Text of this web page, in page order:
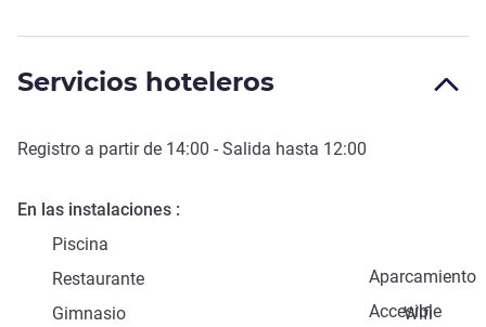
Servicios hoteleros
Registro a partir de 14:00 - Salida hasta 12:00
En las instalaciones
Piscina
Aparcamiento
Restaurante
Accesible
Gimnasio
Wifi